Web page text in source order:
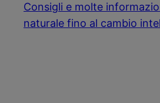
Consigli e molte
naturale fino al cambio